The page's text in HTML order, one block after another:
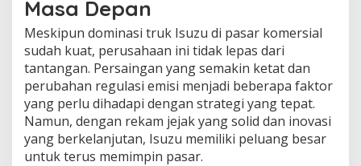
Masa Depan
Meskipun dominasi truk Isuzu di pasar komersial
sudah kuat, perusahaan ini tidak lepas dari
tantangan. Persaingan yang semakin ketat dan
perubahan regulasi emisi menjadi beberapa faktor
yang perlu dihadapi dengan strategi yang tepat.
Namun, dengan rekam jejak yang solid dan inovasi
yang berkelanjutan, Isuzu memiliki peluang besar
untuk terus memimpin pasar.